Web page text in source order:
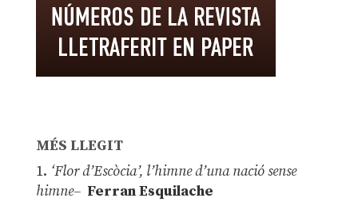
MÉS LLEGIT
1. ‘Flor d’Escòcia’, l’himne d’una nació sense
himne– Ferran Esquilache